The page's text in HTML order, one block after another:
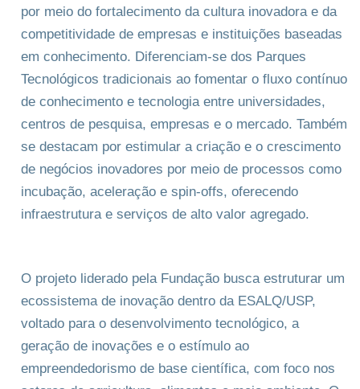
por meio do fortalecimento da cultura inovadora e da
competitividade de empresas e instituições baseadas
em conhecimento. Diferenciam-se dos Parques
Tecnológicos tradicionais ao fomentar o fluxo contínuo
de conhecimento e tecnologia entre universidades,
centros de pesquisa, empresas e o mercado. Também
se destacam por estimular a criação e o crescimento
de negócios inovadores por meio de processos como
incubação, aceleração e spin-offs, oferecendo
infraestrutura e serviços de alto valor agregado.
O projeto liderado pela Fundação busca estruturar um
ecossistema de inovação dentro da ESALQ/USP,
voltado para o desenvolvimento tecnológico, a
geração de inovações e o estímulo ao
empreendedorismo de base científica, com foco nos